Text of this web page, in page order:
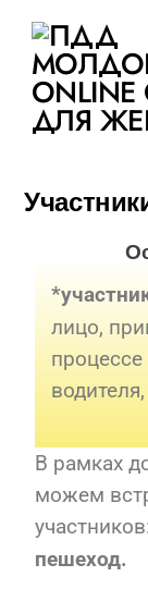
лицо,
В рамках
можем
пешеход.